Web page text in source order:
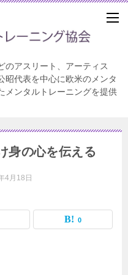
のアスリート、アーティス
昭代表を中心に欧米のメンタ
メンタルトレーニングを提供
身の心を伝える
4月18日
0